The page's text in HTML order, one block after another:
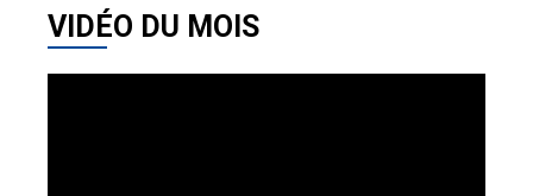
VIDÉO DU MOIS